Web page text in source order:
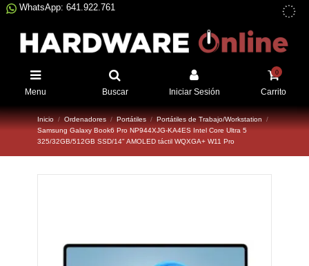
WhatsApp: 641.922.761
Menu Buscar Iniciar Sesión
0
Carrito
Inicio Ordenadores Portátiles
Portátiles de Trabajo/Workstation
Samsung Galaxy Book6 Pro NP944XJG-KA4ES Intel Core Ultra 5
325/32GB/512GB SSD/14" AMOLED táctil WQXGA+ W11 Pro